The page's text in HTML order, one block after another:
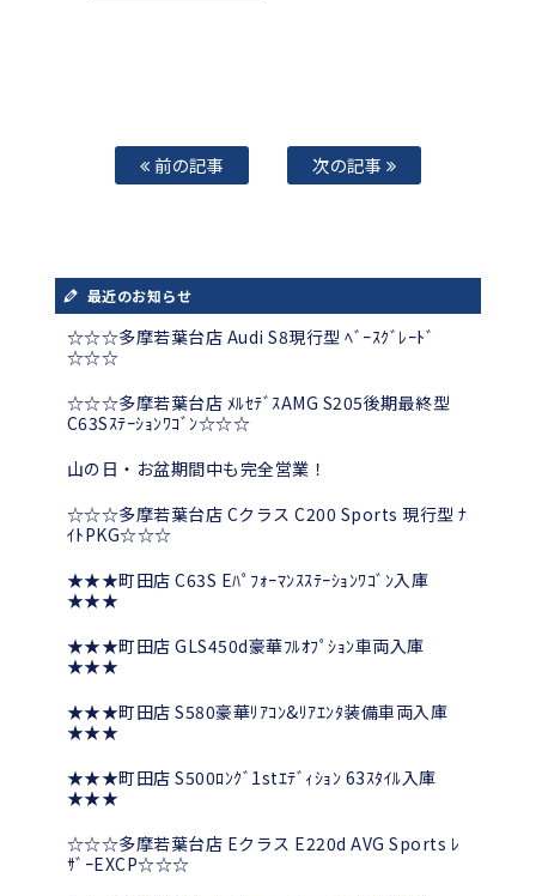
前の記事 次の記事
最近のお知らせ
☆☆☆多摩若葉台店 Audi S8現行型 ﾍﾞｰｽｸﾞﾚｰﾄﾞ
☆☆☆
☆☆☆多摩若葉台店 ﾒﾙｾﾃﾞｽAMG S205後期最終型
C63Sｽﾃｰｼｮﾝﾜｺﾞﾝ☆☆☆
山の日・お盆期間中も完全営業！
☆☆☆多摩若葉台店 Cクラス C200 Sports 現行型 ﾅ
ｲﾄPKG☆☆☆
★★★町田店 C63S Eﾊﾟﾌｫｰﾏﾝｽｽﾃｰｼｮﾝﾜｺﾞﾝ入庫
★★★
★★★町田店 GLS450d豪華ﾌﾙｵﾌﾟｼｮﾝ車両入庫
★★★
★★★町田店 S580豪華ﾘｱｺﾝ&ﾘｱｴﾝﾀ装備車両入庫
★★★
★★★町田店 S500ﾛﾝｸﾞ1stｴﾃﾞｨｼｮﾝ 63ｽﾀｲﾙ入庫
★★★
☆☆☆多摩若葉台店 Eクラス E220d AVG Sports ﾚ
ｻﾞｰEXCP☆☆☆